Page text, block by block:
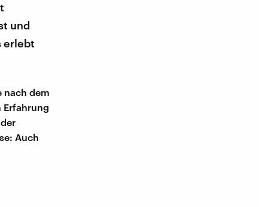
und
erlebt
nach dem
Erfahrung
Auch